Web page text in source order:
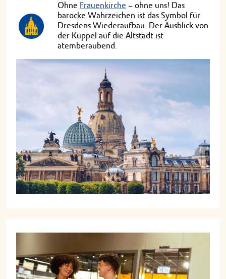
Ohne Frauenkirche – ohne uns! Das
barocke Wahrzeichen ist das Symbol für
Dresdens Wiederaufbau. Der Ausblick von
der Kuppel auf die Altstadt ist
atemberaubend.